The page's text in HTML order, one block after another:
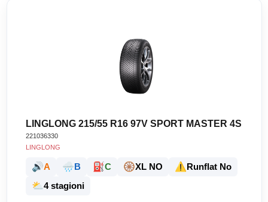
LINGLONG 215/55 R16 97V SPORT MASTER 4S
221036330
LINGLONG
🔊A 🌧️B ⛽C 🛞XL NO ⚠️Runflat No
⛅4 stagioni